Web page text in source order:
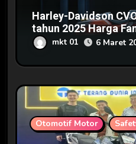
Harley-Davidson
tahun 2025 Harga
mkt 01 6 Maret
Otomotif Motor